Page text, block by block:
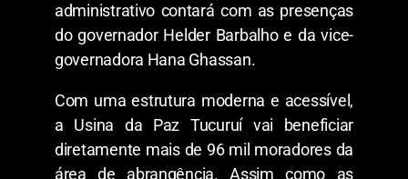
administrativo contará com as presenças
do governador Helder Barbalho e da vice-
governadora Hana Ghassan.
Com uma estrutura moderna e acessível,
a Usina da Paz Tucuruí vai beneficiar
diretamente mais de 96 mil moradores da
área de abrangência. Assim como as